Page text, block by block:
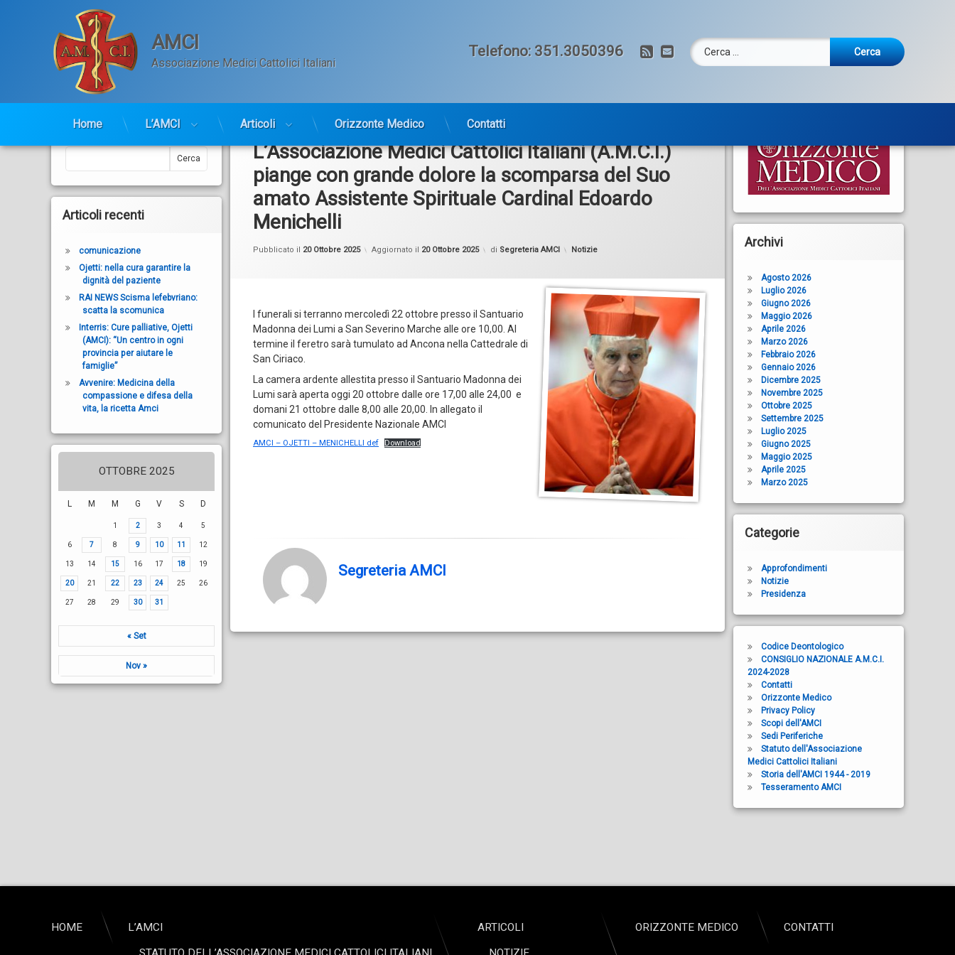
Salta
AMCI
Associazione Medici Cattolici Italiani
Telefono: 351.3050396 RSSEmailRicerca per:
Home L’AMCI Articoli Orizzonte Medico Contatti
L’Associazione Medici Cattolici Italiani (A.M.C.I.)
piange con grande dolore la scomparsa del Suo
amato Assistente Spirituale Cardinal Edoardo
Menichelli
Pubblicato il 20 Ottobre 2025 Aggiornato il 20 Ottobre 2025 di Segreteria AMCI Categorie:
Notizie
I funerali si terranno mercoledì 22 ottobre presso il Santuario
Madonna dei Lumi a San Severino Marche alle ore 10,00. Al
termine il feretro sarà tumulato ad Ancona nella Cattedrale di
San Ciriaco.
La camera ardente allestita presso il Santuario Madonna dei
Lumi sarà aperta oggi 20 ottobre dalle ore 17,00 alle 24,00 e
domani 21 ottobre dalle 8,00 alle 20,00. In allegato il
comunicato del Presidente Nazionale AMCI
AMCI – OJETTI – MENICHELLI def Download
Segreteria AMCI
Cerca
Articoli recenti
comunicazione
Ojetti: nella cura garantire la
dignità del paziente
RAI NEWS Scisma lefebvriano:
scatta la scomunica
Interris: Cure palliative, Ojetti
(AMCI): “Un centro in ogni
provincia per aiutare le
famiglie”
Avvenire: Medicina della
compassione e difesa della
vita, la ricetta Amci
OTTOBRE 2025
L M M G V S D
1 2 3 4 5
6 7 8 9 10 11 12
13 14 15 16 17 18 19
20 21 22 23 24 25 26
27 28 29 30 31
« Set
Nov »
Archivi
Agosto 2026
Luglio 2026
Giugno 2026
Maggio 2026
Aprile 2026
Marzo 2026
Febbraio 2026
Gennaio 2026
Dicembre 2025
Novembre 2025
Ottobre 2025
Settembre 2025
Luglio 2025
Giugno 2025
Maggio 2025
Aprile 2025
Marzo 2025
Categorie
Approfondimenti
Notizie
Presidenza
Codice Deontologico
CONSIGLIO NAZIONALE A.M.C.I.
2024-2028
Contatti
Orizzonte Medico
Privacy Policy
Scopi dell'AMCI
Sedi Periferiche
Statuto dell'Associazione
Medici Cattolici Italiani
Storia dell'AMCI 1944 - 2019
Tesseramento AMCI
HOME
L’AMCI
ARTICOLI
ORIZZONTE MEDICO CONTATTI